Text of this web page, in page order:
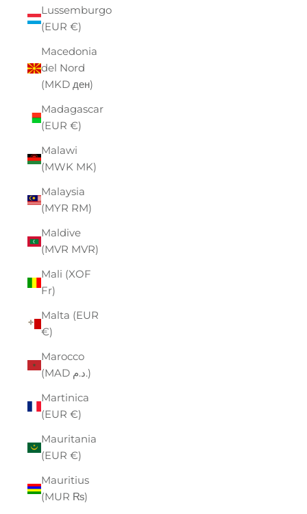
Lussemburgo
(EUR €)
Macedonia
del Nord
(MKD ден)
Madagascar
(EUR €)
Malawi
(MWK MK)
Malaysia
(MYR RM)
Maldive
(MVR MVR)
Mali (XOF
Fr)
Malta (EUR
€)
Marocco
(MAD د.م.)
Martinica
(EUR €)
Mauritania
(EUR €)
Mauritius
(MUR ₨)